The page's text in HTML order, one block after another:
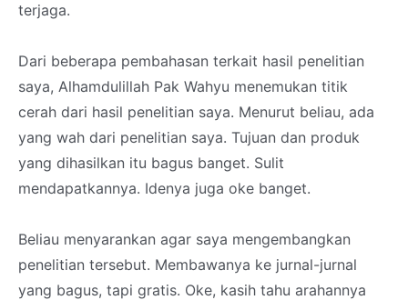
terjaga.
Dari beberapa pembahasan terkait hasil penelitian
saya, Alhamdulillah Pak Wahyu menemukan titik
cerah dari hasil penelitian saya. Menurut beliau, ada
yang wah dari penelitian saya. Tujuan dan produk
yang dihasilkan itu bagus banget. Sulit
mendapatkannya. Idenya juga oke banget.
Beliau menyarankan agar saya mengembangkan
penelitian tersebut. Membawanya ke jurnal-jurnal
yang bagus, tapi gratis. Oke, kasih tahu arahannya